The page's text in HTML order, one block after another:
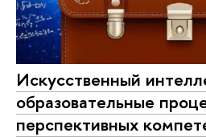
Искусственный
образовательные
перспективных